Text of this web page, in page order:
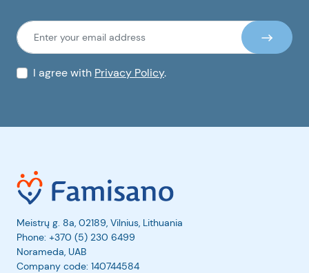
I agree with Privacy Policy.
Meistrų g. 8a, 02189, Vilnius, Lithuania
Phone: +370 (5) 230 6499
Norameda, UAB
Company code: 140744584